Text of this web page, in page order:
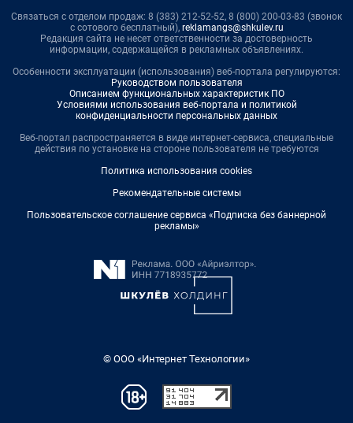
Связаться с отделом продаж: 8 (383) 212-52-52, 8 (800) 200-03-83 (звонок
с сотового бесплатный), reklamangs@shkulev.ru
Редакция сайта не несет ответственности за достоверность
информации, содержащейся в рекламных объявлениях.
Особенности эксплуатации (использования) веб-портала регулируются:
Руководством пользователя
Описанием функциональных характеристик ПО
Условиями использования веб-портала и политикой
конфиденциальности персональных данных
Веб-портал распространяется в виде интернет-сервиса, специальные
действия по установке на стороне пользователя не требуются
Политика использования cookies
Рекомендательные системы
Пользовательское соглашение сервиса «Подписка без баннерной
рекламы»
© ООО «Интернет Технологии»